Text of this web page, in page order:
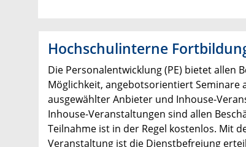
Hochschulinterne
Die Personalentwicklung (PE) bietet allen
Möglichkeit, angebotsorientiert Seminare
ausgewählter Anbieter und Inhouse-
Inhouse-Veranstaltungen sind allen
Teilnahme ist in der Regel kostenlos. Mit
Veranstaltung ist die Dienstbefreiung